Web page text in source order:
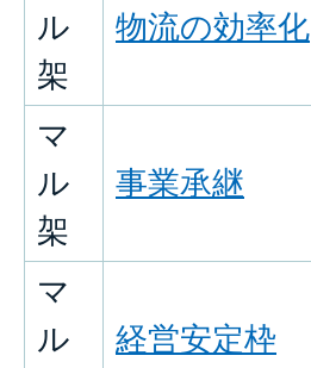
ル
架
物流の効率化
マ
ル
架
事業承継
マ
ル
経営安定枠